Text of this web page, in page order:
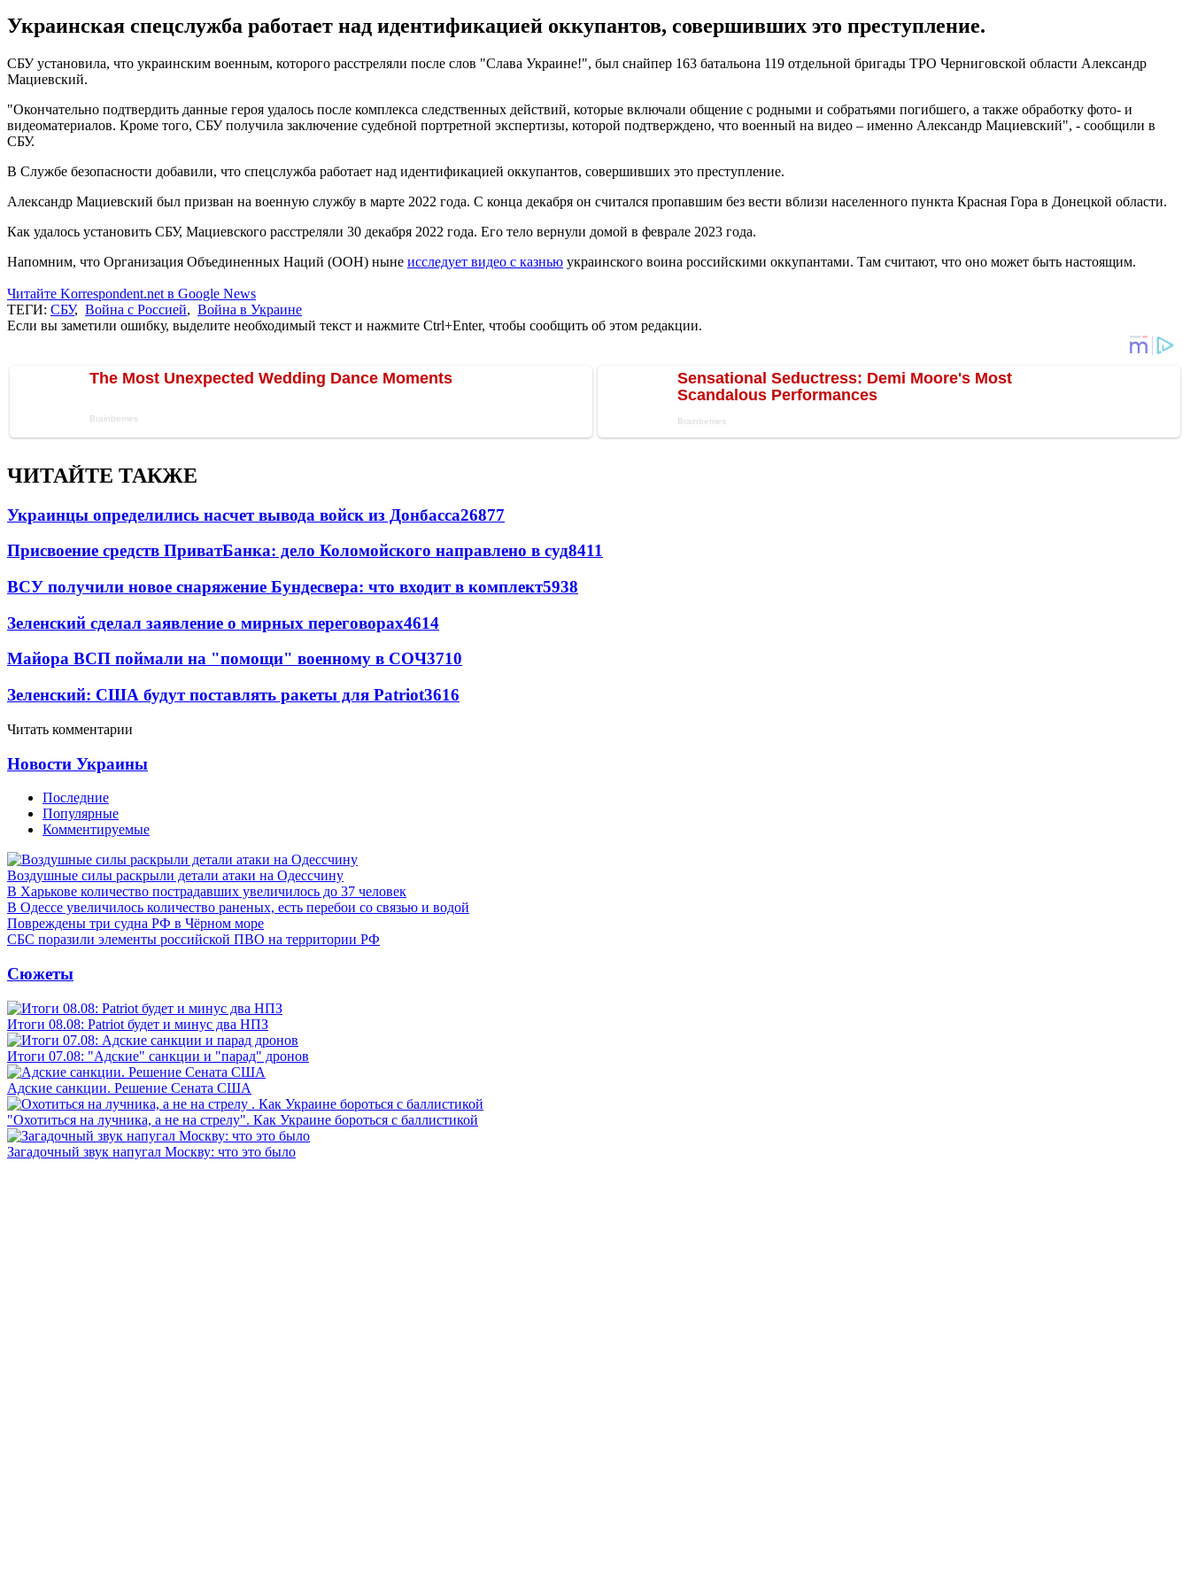
Украинская спецслужба работает над идентификацией оккупантов, совершивших это преступление.
СБУ установила, что украинским военным, которого расстреляли после слов "Слава Украине!", был снайпер 163 батальона 119 отдельной бригады ТРО Черниговской области Александр
Мациевский.
"Окончательно подтвердить данные героя удалось после комплекса следственных действий, которые включали общение с родными и собратьями погибшего, а также обработку фото- и
видеоматериалов. Кроме того, СБУ получила заключение судебной портретной экспертизы, которой подтверждено, что военный на видео – именно Александр Мациевский", - сообщили в
СБУ.
В Службе безопасности добавили, что спецслужба работает над идентификацией оккупантов, совершивших это преступление.
Александр Мациевский был призван на военную службу в марте 2022 года. С конца декабря он считался пропавшим без вести вблизи населенного пункта Красная Гора в Донецкой области.
Как удалось установить СБУ, Мациевского расстреляли 30 декабря 2022 года. Его тело вернули домой в феврале 2023 года.
Напомним, что Организация Объединенных Наций (ООН) ныне исследует видео с казнью украинского воина российскими оккупантами. Там считают, что оно может быть настоящим.
Читайте Korrespondent.net в Google News
ТЕГИ: СБУ, Война с Россией, Война в Украине
Если вы заметили ошибку, выделите необходимый текст и нажмите Ctrl+Enter, чтобы сообщить об этом редакции.
ЧИТАЙТЕ ТАКЖЕ
Украинцы определились насчет вывода войск из Донбасса26877
Присвоение средств ПриватБанка: дело Коломойского направлено в суд8411
ВСУ получили новое снаряжение Бундесвера: что входит в комплект5938
Зеленский сделал заявление о мирных переговорах4614
Майора ВСП поймали на "помощи" военному в СОЧ3710
Зеленский: США будут поставлять ракеты для Patriot3616
Читать комментарии
Новости Украины
Последние
Популярные
Комментируемые
Воздушные силы раскрыли детали атаки на Одессчину
В Харькове количество пострадавших увеличилось до 37 человек
В Одессе увеличилось количество раненых, есть перебои со связью и водой
Повреждены три судна РФ в Чёрном море
СБС поразили элементы российской ПВО на территории РФ
Сюжеты
Итоги 08.08: Patriot будет и минус два НПЗ
Итоги 07.08: "Адские" санкции и "парад" дронов
Адские санкции. Решение Сената США
"Охотиться на лучника, а не на стрелу". Как Украине бороться с баллистикой
Загадочный звук напугал Москву: что это было